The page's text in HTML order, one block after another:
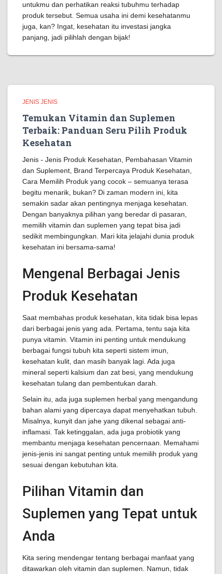
untukmu dan perhatikan reaksi tubuhmu terhadap
produk tersebut. Semua usaha ini demi kesehatanmu
juga, kan? Ingat, kesehatan itu investasi jangka
panjang, jadi pilihlah dengan bijak!
JENIS JENIS
Temukan Vitamin dan Suplemen
Terbaik: Panduan Seru Pilih Produk
Kesehatan
Jenis - Jenis Produk Kesehatan, Pembahasan Vitamin
dan Suplement, Brand Terpercaya Produk Kesehatan,
Cara Memilih Produk yang cocok – semuanya terasa
begitu menarik, bukan? Di zaman modern ini, kita
semakin sadar akan pentingnya menjaga kesehatan.
Dengan banyaknya pilihan yang beredar di pasaran,
memilih vitamin dan suplemen yang tepat bisa jadi
sedikit membingungkan. Mari kita jelajahi dunia produk
kesehatan ini bersama-sama!
Mengenal Berbagai Jenis
Produk Kesehatan
Saat membahas produk kesehatan, kita tidak bisa lepas
dari berbagai jenis yang ada. Pertama, tentu saja kita
punya vitamin. Vitamin ini penting untuk mendukung
berbagai fungsi tubuh kita seperti sistem imun,
kesehatan kulit, dan masih banyak lagi. Ada juga
mineral seperti kalsium dan zat besi, yang mendukung
kesehatan tulang dan pembentukan darah.
Selain itu, ada juga suplemen herbal yang mengandung
bahan alami yang dipercaya dapat menyehatkan tubuh.
Misalnya, kunyit dan jahe yang dikenal sebagai anti-
inflamasi. Tak ketinggalan, ada juga probiotik yang
membantu menjaga kesehatan pencernaan. Memahami
jenis-jenis ini sangat penting untuk memilih produk yang
sesuai dengan kebutuhan kita.
Pilihan Vitamin dan
Suplemen yang Tepat untuk
Anda
Kita sering mendengar tentang berbagai manfaat yang
ditawarkan oleh vitamin dan suplemen. Namun, tidak